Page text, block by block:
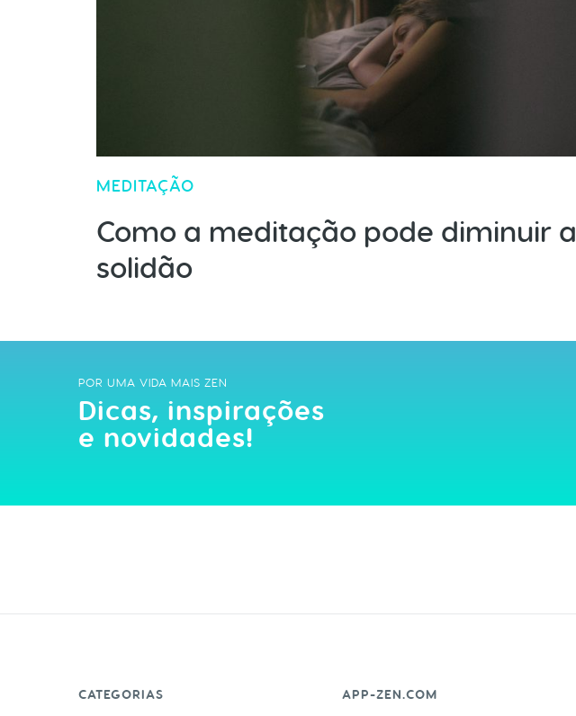
MEDITAÇÃO
Como a meditação pode diminuir a
solidão
POR UMA VIDA MAIS ZEN
Dicas, inspirações
e novidades!
CATEGORIAS APP-ZEN.COM